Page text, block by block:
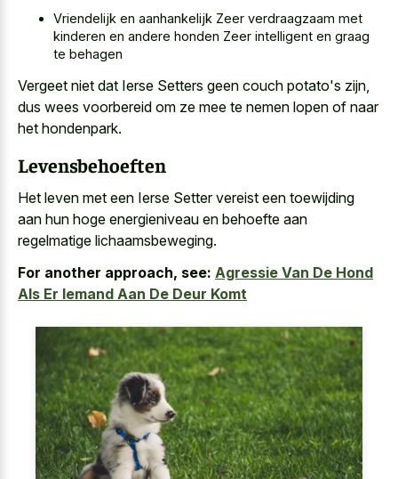
Vriendelijk en aanhankelijk Zeer verdraagzaam met
kinderen en andere honden Zeer intelligent en graag
te behagen
Vergeet niet dat Ierse Setters geen couch potato's zijn,
dus wees voorbereid om ze mee te nemen lopen of naar
het hondenpark.
Levensbehoeften
Het leven met een Ierse Setter vereist een toewijding
aan hun hoge energieniveau en behoefte aan
regelmatige lichaamsbeweging.
For another approach, see: Agressie Van De Hond
Als Er Iemand Aan De Deur Komt